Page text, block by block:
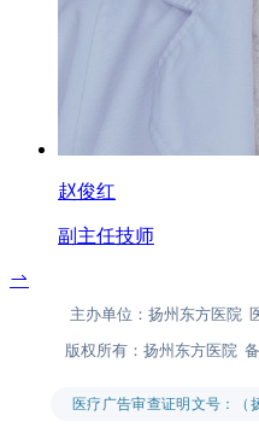
赵俊红
副主任技师
主办单位：扬州东方医院
版权所有：扬州东方医院
医疗广告审查证明文号：